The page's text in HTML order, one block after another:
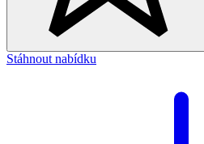
Stáhnout nabídku